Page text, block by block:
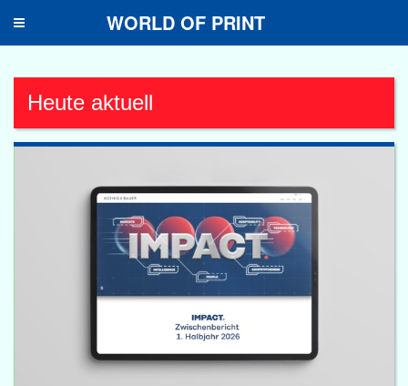
Toggle
WORLD OF PRINT
Heute aktuell